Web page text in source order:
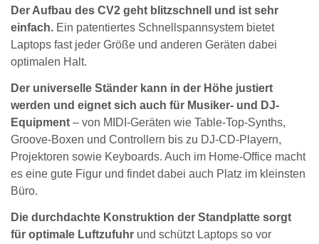
Der Aufbau des CV2 geht blitzschnell und ist sehr
einfach. Ein patentiertes Schnellspannsystem bietet
Laptops fast jeder Größe und anderen Geräten dabei
optimalen Halt.
Der universelle Ständer kann in der Höhe justiert
werden und eignet sich auch für Musiker- und DJ-
Equipment – von MIDI-Geräten wie Table-Top-Synths,
Groove-Boxen und Controllern bis zu DJ-CD-Playern,
Projektoren sowie Keyboards. Auch im Home-Office macht
es eine gute Figur und findet dabei auch Platz im kleinsten
Büro.
Die durchdachte Konstruktion der Standplatte sorgt
für optimale Luftzufuhr und schützt Laptops so vor